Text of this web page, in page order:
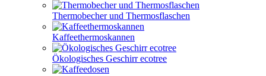
Thermobecher und Thermosflaschen
Kaffeethermoskannen
Ökologisches Geschirr ecotree